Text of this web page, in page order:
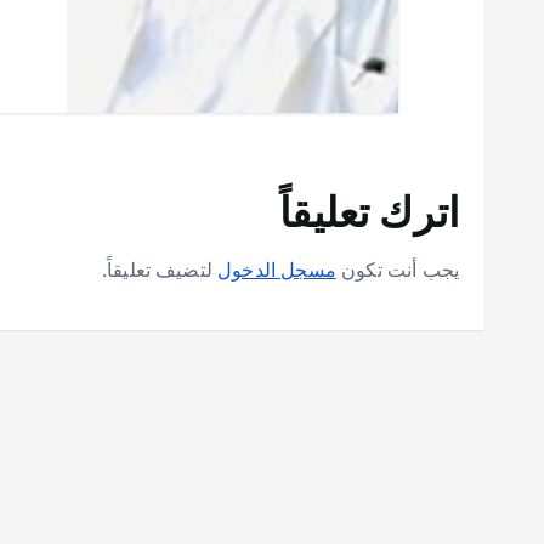
اترك تعليقاً
يجب أنت تكون مسجل الدخول لتضيف تعليقاً.